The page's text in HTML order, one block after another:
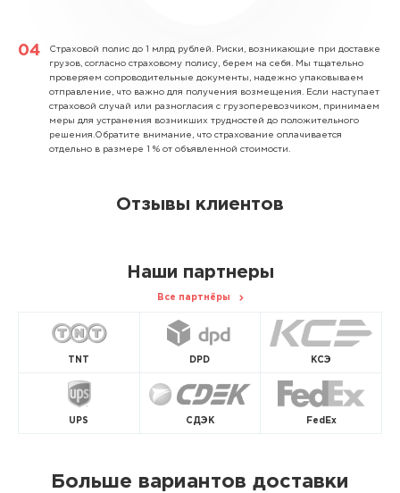
Страховой полис до 1 млрд рублей. Риски, возникающие при доставке
грузов, согласно страховому полису, берем на себя. Мы тщательно
проверяем сопроводительные документы, надежно упаковываем
отправление, что важно для получения возмещения. Если наступает
страховой случай или разногласия с грузоперевозчиком, принимаем
меры для устранения возникших трудностей до положительного
решения.Обратите внимание, что страхование оплачивается
отдельно в размере 1 % от объявленной стоимости.
Отзывы клиентов
Наши партнеры
Все партнёры
TNT DPD КСЭ
UPS СДЭК FedEx
Больше вариантов доставки